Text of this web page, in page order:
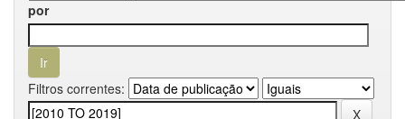
por
Filtros correntes: